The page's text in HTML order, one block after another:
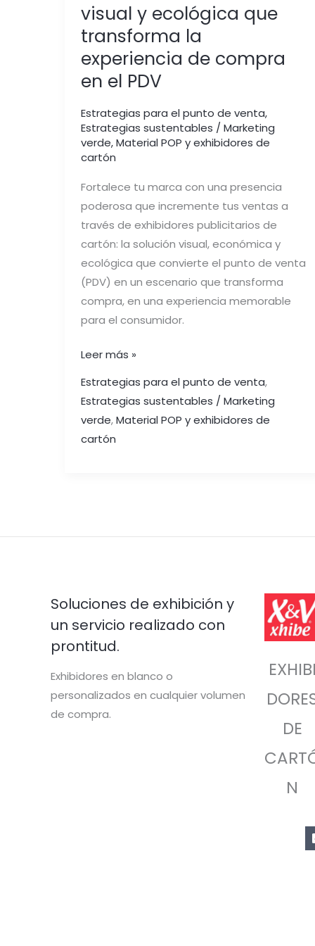
visual y ecológica que
transforma la
experiencia de compra
en el PDV
Estrategias para el punto de venta,
Estrategias sustentables / Marketing
verde,Material POP y exhibidores de
cartón
Fortalece tu marca con una presencia
poderosa que incremente tus ventas a
través de exhibidores publicitarios de
cartón: la solución visual, económica y
ecológica que convierte el punto de venta
(PDV) en un escenario que transforma
compra, en una experiencia memorable
para el consumidor.
PDV
Leer más »
Estrategias para el punto de venta,
Estrategias sustentables / Marketing
verde,Material POP y exhibidores de
cartón
Soluciones de exhibición y
un servicio realizado con
prontitud.
Exhibidores en blanco o
personalizados en cualquier volumen
de compra.
EXHIBI
DE
N